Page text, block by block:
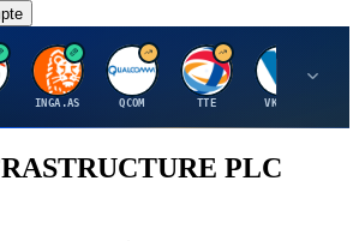
I
INGA.AS
Q
QCOM
T
TTE VK.PA
PLC